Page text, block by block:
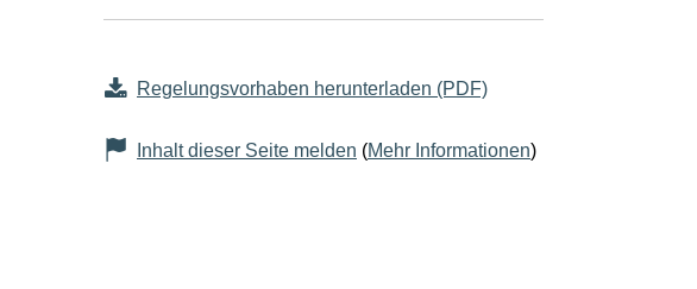
Regelungsvorhaben herunterladen (PDF)
Inhalt dieser Seite melden (Mehr Informationen)